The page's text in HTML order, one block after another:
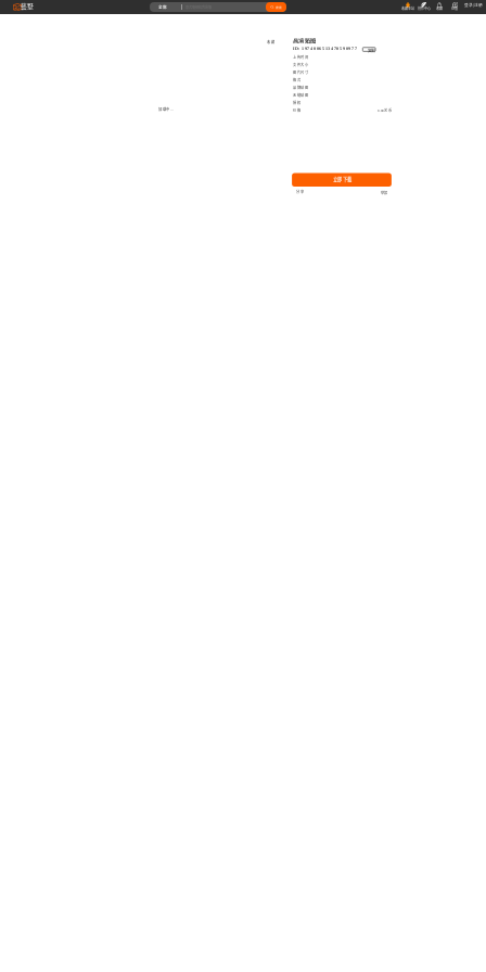
藝墅 全部 搜索 收藏本站 创作中心 收藏 充值
登录 |注册
加载中...
收藏 高清贴图
ID: 1974006513470590977 复制
上传时间
文件大小
图片尺寸
格式
品牌贴图
无缝贴图
授权
价格 0.00艺币
立即下载
分享 举报